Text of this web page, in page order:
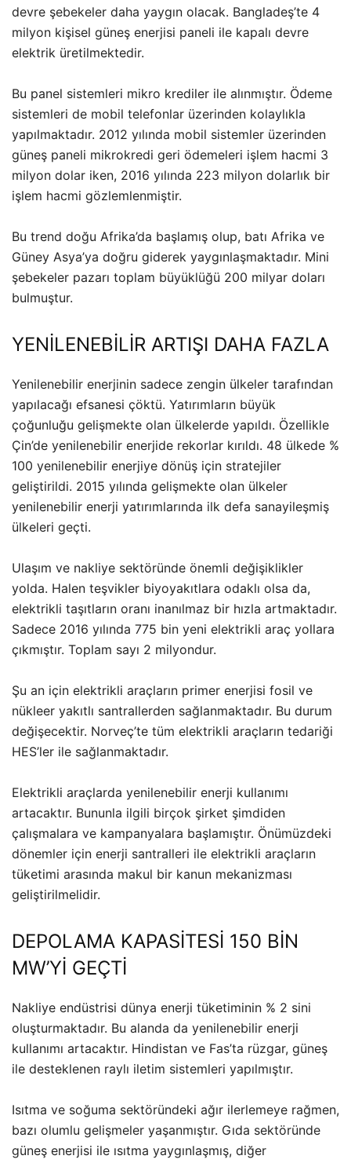
devre şebekeler daha yaygın olacak. Bangladeş’te 4
milyon kişisel güneş enerjisi paneli ile kapalı devre
elektrik üretilmektedir.
Bu panel sistemleri mikro krediler ile alınmıştır. Ödeme
sistemleri de mobil telefonlar üzerinden kolaylıkla
yapılmaktadır. 2012 yılında mobil sistemler üzerinden
güneş paneli mikrokredi geri ödemeleri işlem hacmi 3
milyon dolar iken, 2016 yılında 223 milyon dolarlık bir
işlem hacmi gözlemlenmiştir.
Bu trend doğu Afrika’da başlamış olup, batı Afrika ve
Güney Asya’ya doğru giderek yaygınlaşmaktadır. Mini
şebekeler pazarı toplam büyüklüğü 200 milyar doları
bulmuştur.
YENİLENEBİLİR ARTIŞI DAHA FAZLA
Yenilenebilir enerjinin sadece zengin ülkeler tarafından
yapılacağı efsanesi çöktü. Yatırımların büyük
çoğunluğu gelişmekte olan ülkelerde yapıldı. Özellikle
Çin’de yenilenebilir enerjide rekorlar kırıldı. 48 ülkede %
100 yenilenebilir enerjiye dönüş için stratejiler
geliştirildi. 2015 yılında gelişmekte olan ülkeler
yenilenebilir enerji yatırımlarında ilk defa sanayileşmiş
ülkeleri geçti.
Ulaşım ve nakliye sektöründe önemli değişiklikler
yolda. Halen teşvikler biyoyakıtlara odaklı olsa da,
elektrikli taşıtların oranı inanılmaz bir hızla artmaktadır.
Sadece 2016 yılında 775 bin yeni elektrikli araç yollara
çıkmıştır. Toplam sayı 2 milyondur.
Şu an için elektrikli araçların primer enerjisi fosil ve
nükleer yakıtlı santrallerden sağlanmaktadır. Bu durum
değişecektir. Norveç’te tüm elektrikli araçların tedariği
HES’ler ile sağlanmaktadır.
Elektrikli araçlarda yenilenebilir enerji kullanımı
artacaktır. Bununla ilgili birçok şirket şimdiden
çalışmalara ve kampanyalara başlamıştır. Önümüzdeki
dönemler için enerji santralleri ile elektrikli araçların
tüketimi arasında makul bir kanun mekanizması
geliştirilmelidir.
DEPOLAMA KAPASİTESİ 150 BİN
MW’Yİ GEÇTİ
Nakliye endüstrisi dünya enerji tüketiminin % 2 sini
oluşturmaktadır. Bu alanda da yenilenebilir enerji
kullanımı artacaktır. Hindistan ve Fas’ta rüzgar, güneş
ile desteklenen raylı iletim sistemleri yapılmıştır.
Isıtma ve soğuma sektöründeki ağır ilerlemeye rağmen,
bazı olumlu gelişmeler yaşanmıştır. Gıda sektöründe
güneş enerjisi ile ısıtma yaygınlaşmış, diğer